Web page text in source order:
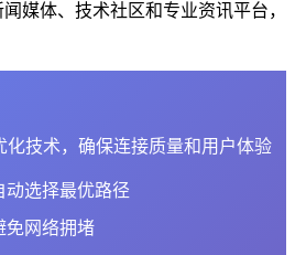
媒体、技术社区和专业资讯平台，
化技术，确保连接质量和用户体验
动选择最优路径
免网络拥堵